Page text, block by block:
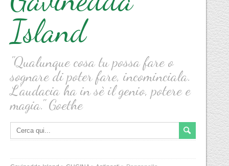
Island
"Qualunque cosa tu possa fare o
sognare di poter fare, incominciala.
L'audacia ha in sè il genio, potere e
magia." Goethe